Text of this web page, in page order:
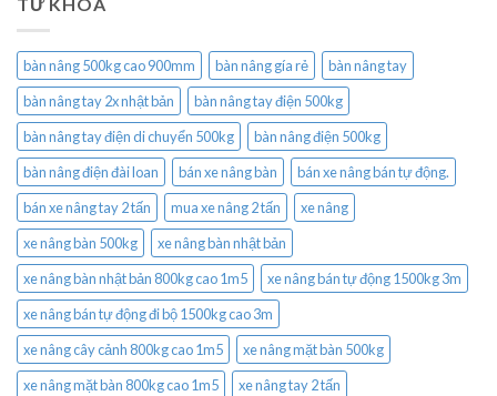
bàn nâng 500kg cao 900mm bàn nâng gía rẻ
bàn nâng tay
bàn nâng tay 2x nhật bản
bàn nâng tay điện 500kg
bàn nâng tay điện di chuyển 500kg
bàn nâng điện 500kg
bàn nâng điện đài loan
bán xe nâng bàn
bán xe nâng bán tự động.
bán xe nâng tay 2 tấn
mua xe nâng 2 tấn
xe nâng
xe nâng bàn 500kg
xe nâng bàn nhật bản
xe nâng bàn nhật bản 800kg cao 1m5
xe nâng bán tự động 1500kg 3m
xe nâng bán tự động đi bộ 1500kg cao 3m
xe nâng cây cảnh 800kg cao 1m5
xe nâng mặt bàn 500kg
xe nâng mặt bàn 800kg cao 1m5
xe nâng tay 2 tấn